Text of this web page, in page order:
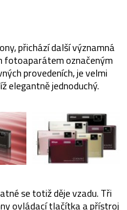
přichází další významná
fotoaparátem označeným
provedeních, je velmi
elegantně jednoduchý.
se totiž děje vzadu. Tři
ovládací tlačítka a přístroj